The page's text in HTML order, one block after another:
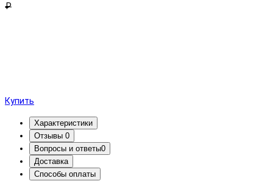
₽
Купить
Характеристики
Отзывы 0
Вопросы и ответы0
Доставка
Способы оплаты